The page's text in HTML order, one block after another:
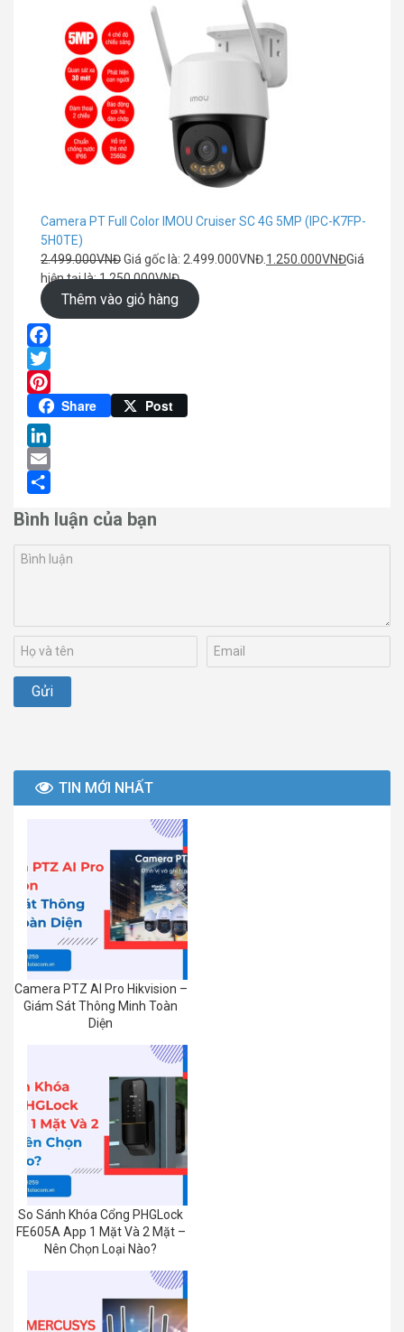
Camera PT Full Color IMOU Cruiser SC 4G 5MP (IPC-K7FP-
5H0TE)
2.499.000VNĐGiá gốc là: 2.499.000VNĐ. 1.250.000VNĐGiá
hiện tại là: 1.250.000VNĐ.
Thêm vào giỏ hàng
Facebook
Twitter
Pinterest
Share Post
LinkedIn
Email
Bình luận của bạn
TIN MỚI NHẤT
Camera PTZ AI Pro Hikvision –
Giám Sát Thông Minh Toàn
Diện
So Sánh Khóa Cổng PHGLock
FE605A App 1 Mặt Và 2 Mặt –
Nên Chọn Loại Nào?